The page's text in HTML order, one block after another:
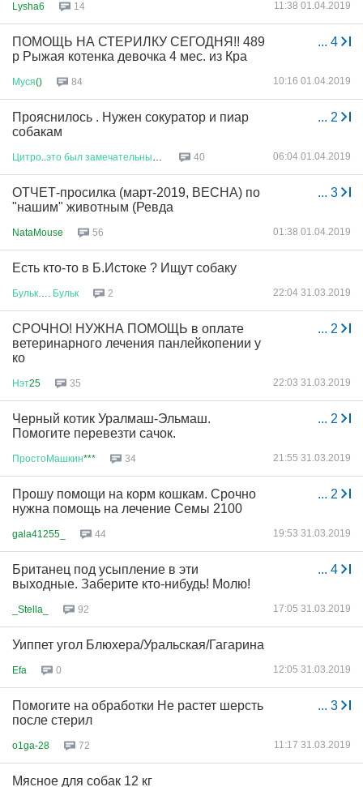
Lysha6 14 11:38 01.04.2019
... 4
ПОМОЩЬ НА СТЕРИЛКУ СЕГОДНЯ!! 489
р Рыжая котенка девочка 4 мес. из Кра
Муся() 84 10:16 01.04.2019
... 2
Прояснилось . Нужен сокуратор и пиар
собакам
Цитро это был замечательный 40 06:04 01.04.2019
... 3
ОТЧЕТ-просилка (март-2019, ВЕСНА) по
"нашим" животным (Ревда
NataMouse 56 01:38 01.04.2019
Есть кто-то в Б.Истоке ? Ищут собаку
Бульк Бульк 2 22:04 31.03.2019
... 2
СРОЧНО! НУЖНА ПОМОЩЬ в оплате
ветеринарного лечения панлейкопении у
ко
Нэт25 35 22:03 31.03.2019
... 2
Черный котик Уралмаш-Эльмаш.
Помогите перевезти сачок.
ПростоМашкин*** 34 21:55 31.03.2019
... 2
Прошу помощи на корм кошкам. Срочно
нужна помощь на лечение Семы 2100
gala41255_ 44 19:53 31.03.2019
... 4
Британец под усыпление в эти
выходные. Заберите кто-нибудь! Молю!
_Stella_ 92 17:05 31.03.2019
Уиппет угол Блюхера/Уральская/Гагарина
Efa 0 12:05 31.03.2019
... 3
Помогите на обработки Не растет шерсть
после стерил
o1ga-28 72 11:17 31.03.2019
Мясное для собак 12 кг